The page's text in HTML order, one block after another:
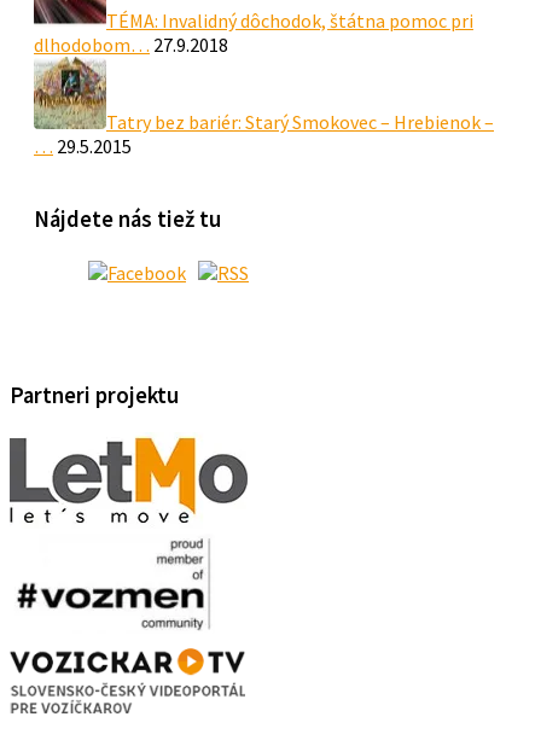
TÉMA: Invalidný dôchodok, štátna pomoc pri
dlhodobom… 27.9.2018
Tatry bez bariér: Starý Smokovec – Hrebienok –
… 29.5.2015
Nájdete nás tiež tu
Partneri projektu